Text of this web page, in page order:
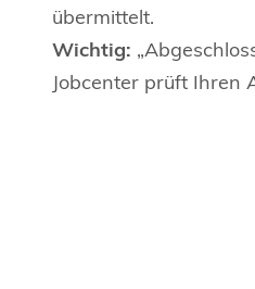
übermittelt.
Wichtig:
Jobcenter prüft Ihren